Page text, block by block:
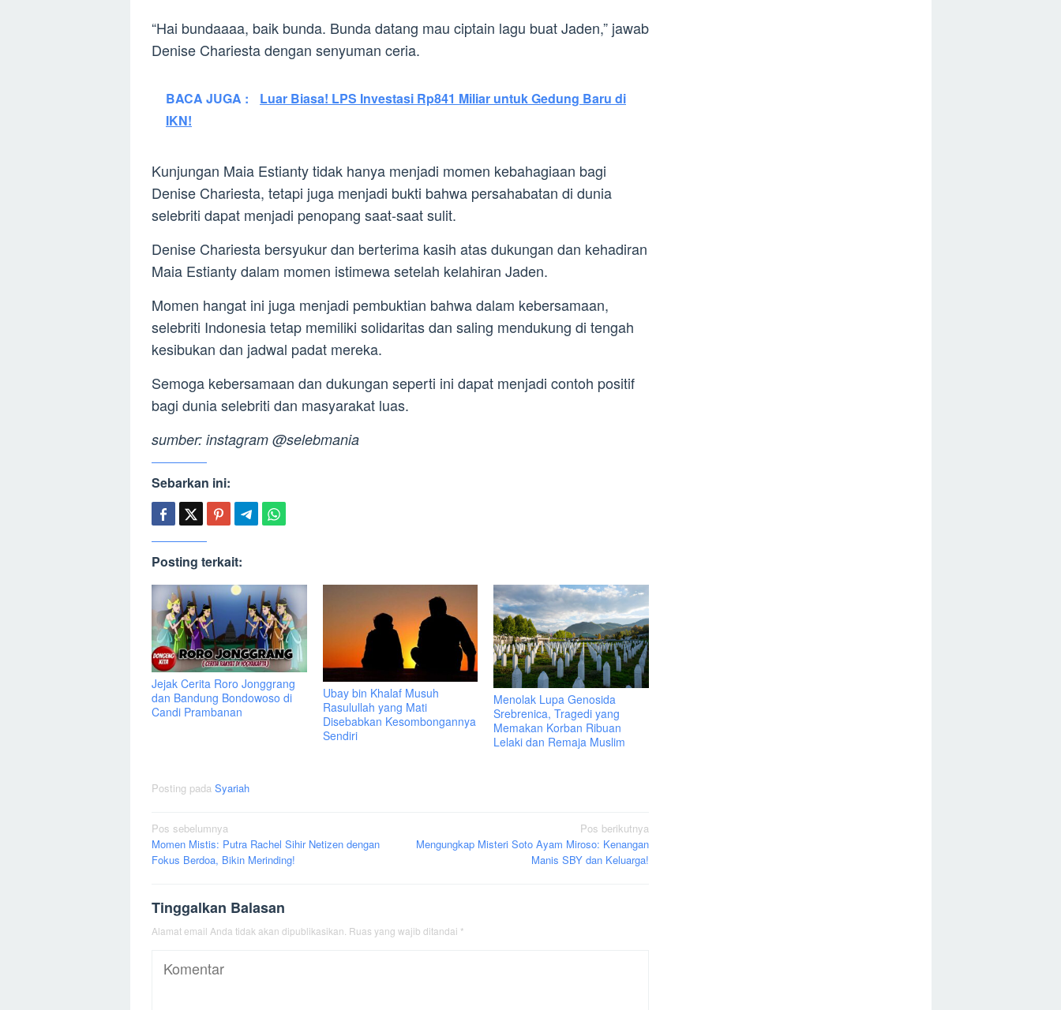
“Hai bundaaaa, baik bunda. Bunda datang mau ciptain lagu buat Jaden,” jawab
Denise Chariesta dengan senyuman ceria.
BACA JUGA :
Luar Biasa! LPS Investasi Rp841 Miliar untuk Gedung Baru di
IKN!
Kunjungan Maia Estianty tidak hanya menjadi momen kebahagiaan bagi
Denise Chariesta, tetapi juga menjadi bukti bahwa persahabatan di dunia
selebriti dapat menjadi penopang saat-saat sulit.
Denise Chariesta bersyukur dan berterima kasih atas dukungan dan kehadiran
Maia Estianty dalam momen istimewa setelah kelahiran Jaden.
Momen hangat ini juga menjadi pembuktian bahwa dalam kebersamaan,
selebriti Indonesia tetap memiliki solidaritas dan saling mendukung di tengah
kesibukan dan jadwal padat mereka.
Semoga kebersamaan dan dukungan seperti ini dapat menjadi contoh positif
bagi dunia selebriti dan masyarakat luas.
sumber: instagram @selebmania
Sebarkan ini:
Posting terkait:
Jejak Cerita Roro Jonggrang
dan Bandung Bondowoso di
Candi Prambanan
Ubay bin Khalaf Musuh
Rasulullah yang Mati
Disebabkan Kesombongannya
Sendiri
Menolak Lupa Genosida
Srebrenica, Tragedi yang
Memakan Korban Ribuan
Lelaki dan Remaja Muslim
Posting pada Syariah
Navigasi
pos
Pos sebelumnya
Momen Mistis: Putra Rachel Sihir Netizen dengan
Fokus Berdoa, Bikin Merinding!
Pos berikutnya
Mengungkap Misteri Soto Ayam Miroso: Kenangan
Manis SBY dan Keluarga!
Tinggalkan Balasan
Alamat email Anda tidak akan dipublikasikan. Ruas yang wajib ditandai *